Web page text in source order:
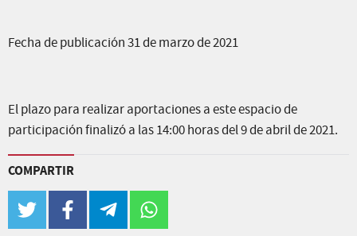
Fecha de publicación 31 de marzo de 2021
El plazo para realizar aportaciones a este espacio de
participación finalizó a las 14:00 horas del 9 de abril de 2021.
COMPARTIR
twitter facebook telegram